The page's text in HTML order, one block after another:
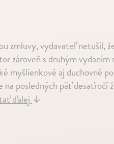
zmluvy, vydavateľ netušil,
zároveň s druhým vydaním
myšlienkové aj duchovné
na posledných päť desaťročí
ďalej↓